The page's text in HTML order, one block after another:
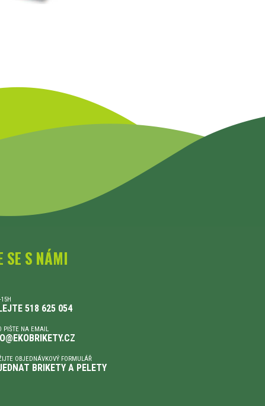
SE S NÁMI
518 625 054
PIŠTE NA EMAIL
OBJEDNÁVKOVÝ FORMULÁŘ
BRIKETY A PELETY